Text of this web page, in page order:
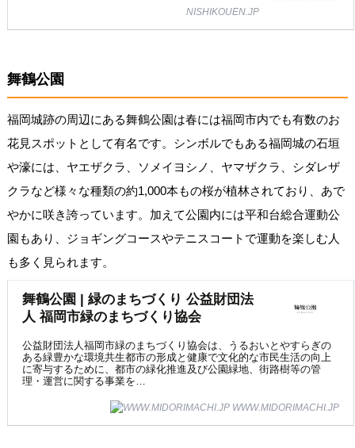
NISHIKOUEN.JP
舞鶴公園
福岡城跡の周辺にある舞鶴公園は春には福岡市内でも有数のお
花見スポットとして有名です。シンボルでもある福岡城の石垣
や濠には、ヤエザクラ、ソメイヨシノ、ヤマザクラ、シダレザ
クラなど様々な種類の約1,000本もの桜が植林されており、あで
やかに咲き誇っています。加えて公園内には平和台総合運動公
園もあり、ジョギングコースやテニスコートで運動を楽しむ人
も多く見られます。
舞鶴公園 | 緑のまちづくり 公益財団法
人 福岡市緑のまちづくり協会
公益財団法人福岡市緑のまちづくり協会は、うるおいとやすらぎの
ある緑豊かな環境共生都市の形成と健康で文化的な市民生活の向上
に寄与するために、都市の緑化推進及び公園緑地、街路樹等の管
理・運営に関する事業を…
WWW.MIDORIMACHI.JP